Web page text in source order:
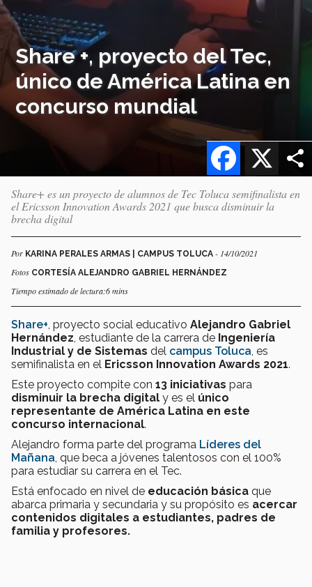
Share +, proyecto del Tec,
único de América Latina en
concurso mundial
X
Facebook
Share+ es un proyecto de alumnos de Tec Toluca semifinalista en
el Ericsson Innovation Awards 2021 que busca disminuir la
brecha digital
Por KARINA PERALES ARMAS | CAMPUS TOLUCA - 14/10/2021
Fotos CORTESÍA ALEJANDRO GABRIEL HERNÁNDEZ
Tiempo estimado de lectura:6 mins
Share+ , proyecto social educativo Alejandro Gabriel
Hernández , estudiante de la carrera de Ingeniería
Industrial y de Sistemas del campus Toluca , es
semifinalista en el Ericsson Innovation Awards 2021.
Este proyecto compite con 13 iniciativas para
disminuir la brecha digital y es el único
representante de América Latina en este
concurso internacional.
Alejandro forma parte del programa Líderes del
Mañana , que beca a jóvenes talentosos con el 100%
para estudiar su carrera en el Tec.
Está enfocado en nivel de educación básica que
abarca primaria y secundaria y su propósito es acercar
contenidos digitales a estudiantes, padres de
familia y profesores.